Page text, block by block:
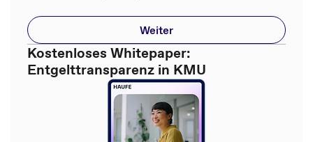
Weiter
Kostenloses Whitepaper:
Entgelttransparenz in KMU